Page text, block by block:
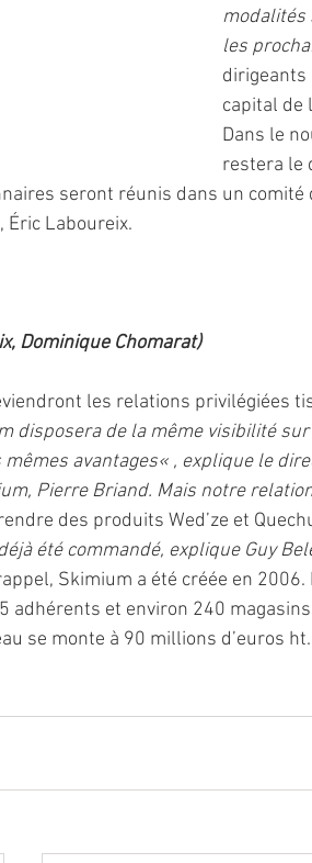
modalités
les
dirigeants
capital de
Dans le
restera le
seront réunis dans un
Éric Laboureix.
Dominique Chomarat)
les relations privilégiées
disposera de la même visibilité
avantages« , explique le
Pierre Briand. Mais notre
des produits Wed’ze et
été commandé, explique Guy
Skimium a été créée en 2006.
adhérents et environ 240
se monte à 90 millions d’euros ht.